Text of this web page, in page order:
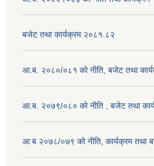
बजेट तथा कार्यक्रम २०८१.८२
आ.ब. २०८०/०८१ को नीति, बजेट तथा
आ.ब. २०७९/०८० को नीति , बजेट तथा
आ ब २०७८/०७९ को नीति, कार्यक्रम तथा